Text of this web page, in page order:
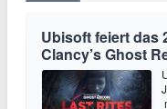
Ubisoft feiert das
Clancy’s Ghost